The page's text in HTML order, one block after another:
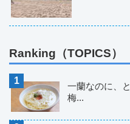
Ranking（TOPICS）
一蘭なのに、
梅...